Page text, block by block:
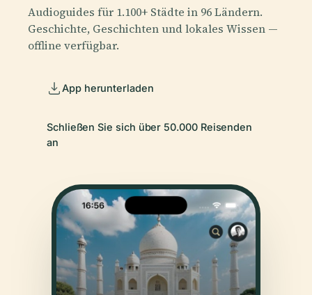
Audioguides für 1.100+ Städte in 96 Ländern.
Geschichte, Geschichten und lokales Wissen —
offline verfügbar.
App herunterladen
Schließen Sie sich über 50.000 Reisenden
an